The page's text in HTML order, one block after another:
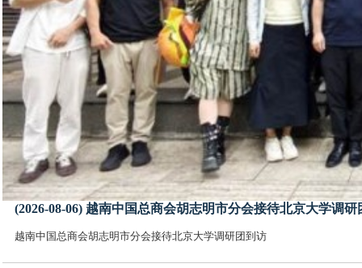
(2026-08-06) 越南中国总商会胡志明市分会接待北京大学调研
越南中国总商会胡志明市分会接待北京大学调研团到访